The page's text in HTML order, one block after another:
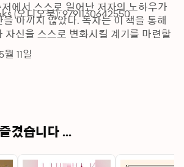
저에서 스스로 일어난 저자의 노하우가
을 아끼지 않았다. 독자는 이 책을 통해
자신을 스스로 변화시킬 계기를 마련할
(오디오북): 9791130642550
11일
겼습니다 ...